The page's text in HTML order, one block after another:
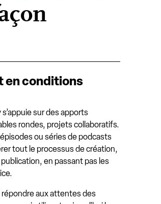
en conditions
sur des apports
rondes, projets collaboratifs.
ou séries de podcasts
tout le processus de création,
en passant pas les
aux attentes des